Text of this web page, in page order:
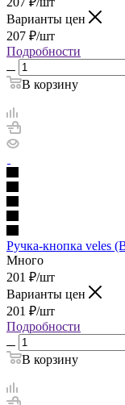
Варианты цен
207 ₽/шт
Подробности
В корзину
Ручка-кнопка veles
Много
201 ₽/шт
Варианты цен
201 ₽/шт
Подробности
В корзину